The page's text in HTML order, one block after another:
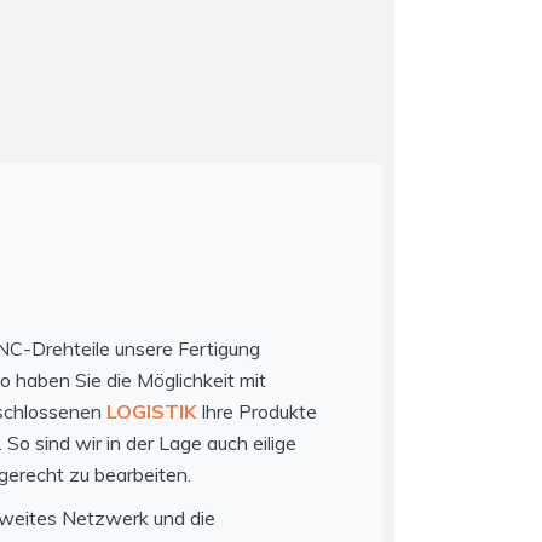
Drehteile unsere Fertigung
haben Sie die Möglichkeit mit
LOGISTIK Ihre Produkte
sind wir in der Lage auch eilige
zu bearbeiten.
Netzwerk und die